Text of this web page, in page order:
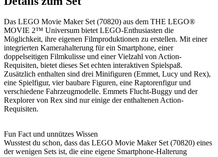
Das LEGO Movie Maker Set (70820) aus dem THE LEGO®
MOVIE 2™ Universum bietet LEGO-Enthusiasten die
Möglichkeit, ihre eigenen Filmproduktionen zu erstellen. Mit einer
integrierten Kamerahalterung für ein Smartphone, einer
doppelseitigen Filmkulisse und einer Vielzahl von Action-
Requisiten, bietet dieses Set echten interaktiven Spielspaß.
Zusätzlich enthalten sind drei Minifiguren (Emmet, Lucy und Rex),
eine Spielfigur, vier baubare Figuren, eine Raptorenfigur und
verschiedene Fahrzeugmodelle. Emmets Flucht-Buggy und der
Rexplorer von Rex sind nur einige der enthaltenen Action-
Requisiten.
Fun Fact und unnützes Wissen
Wusstest du schon, dass das LEGO Movie Maker Set (70820) eines
der wenigen Sets ist, die eine eigene Smartphone-Halterung